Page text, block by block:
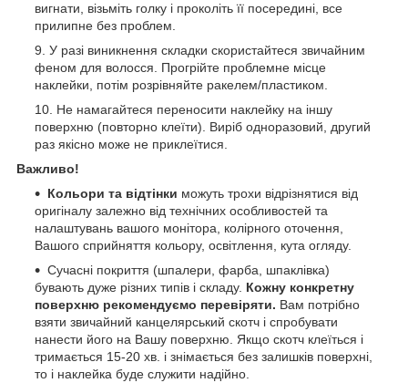
вигнати, візьміть голку і проколіть її посередині, все
прилипне без проблем.
У разі виникнення складки скористайтеся звичайним
феном для волосся. Прогрійте проблемне місце
наклейки, потім розрівняйте ракелем/пластиком.
Не намагайтеся переносити наклейку на іншу
поверхню (повторно клеїти). Виріб одноразовий, другий
раз якісно може не приклеїтися.
Важливо!
Кольори та відтінки можуть трохи відрізнятися від
оригіналу залежно від технічних особливостей та
налаштувань вашого монітора, колірного оточення,
Вашого сприйняття кольору, освітлення, кута огляду.
Сучасні покриття (шпалери, фарба, шпаклівка)
бувають дуже різних типів і складу. Кожну конкретну
поверхню рекомендуємо перевіряти. Вам потрібно
взяти звичайний канцелярський скотч і спробувати
нанести його на Вашу поверхню. Якщо скотч клеїться і
тримається 15-20 хв. і знімається без залишків поверхні,
то і наклейка буде служити надійно.